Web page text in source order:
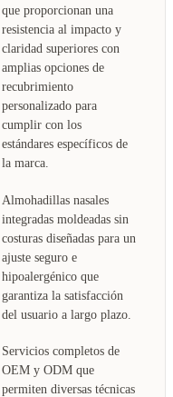
que proporcionan una
resistencia al impacto y
claridad superiores con
amplias opciones de
recubrimiento
personalizado para
cumplir con los
estándares específicos de
la marca.
Almohadillas nasales
integradas moldeadas sin
costuras diseñadas para un
ajuste seguro e
hipoalergénico que
garantiza la satisfacción
del usuario a largo plazo.
Servicios completos de
OEM y ODM que
permiten diversas técnicas